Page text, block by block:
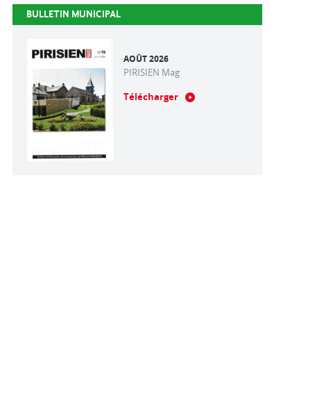
BULLETIN MUNICIPAL
AOÛT 2026
PIRISIEN Mag
Télécharger